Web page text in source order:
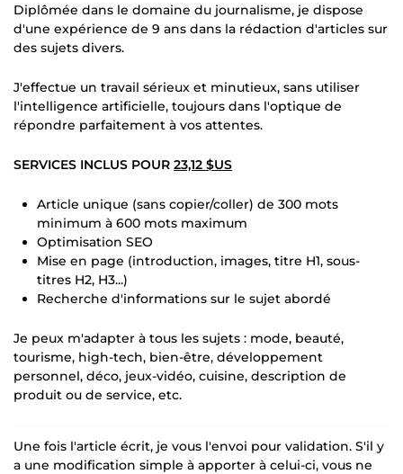
Diplômée dans le domaine du journalisme, je dispose
d'une expérience de 9 ans dans la rédaction d'articles sur
des sujets divers.
J'effectue un travail sérieux et minutieux, sans utiliser
l'intelligence artificielle, toujours dans l'optique de
répondre parfaitement à vos attentes.
SERVICES INCLUS POUR 23,12 $US
Article unique (sans copier/coller) de 300 mots
minimum à 600 mots maximum
Optimisation SEO
Mise en page (introduction, images, titre H1, sous-
titres H2, H3...)
Recherche d'informations sur le sujet abordé
Je peux m'adapter à tous les sujets : mode, beauté,
tourisme, high-tech, bien-être, développement
personnel, déco, jeux-vidéo, cuisine, description de
produit ou de service, etc.
Une fois l'article écrit, je vous l'envoi pour validation. S'il y
a une modification simple à apporter à celui-ci, vous ne